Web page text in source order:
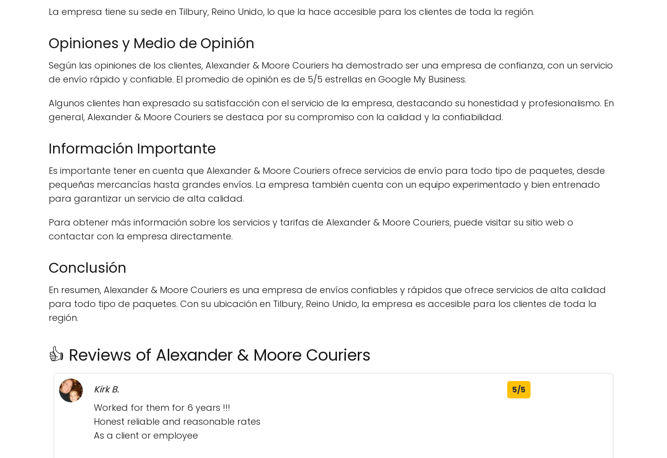
La empresa tiene su sede en Tilbury, Reino Unido, lo que la hace accesible para los clientes de toda la región.
Opiniones y Medio de Opinión
Según las opiniones de los clientes, Alexander & Moore Couriers ha demostrado ser una empresa de confianza, con un servicio
de envío rápido y confiable. El promedio de opinión es de 5/5 estrellas en Google My Business.
Algunos clientes han expresado su satisfacción con el servicio de la empresa, destacando su honestidad y profesionalismo. En
general, Alexander & Moore Couriers se destaca por su compromiso con la calidad y la confiabilidad.
Información Importante
Es importante tener en cuenta que Alexander & Moore Couriers ofrece servicios de envío para todo tipo de paquetes, desde
pequeñas mercancías hasta grandes envíos. La empresa también cuenta con un equipo experimentado y bien entrenado
para garantizar un servicio de alta calidad.
Para obtener más información sobre los servicios y tarifas de Alexander & Moore Couriers, puede visitar su sitio web o
contactar con la empresa directamente.
Conclusión
En resumen, Alexander & Moore Couriers es una empresa de envíos confiables y rápidos que ofrece servicios de alta calidad
para todo tipo de paquetes. Con su ubicación en Tilbury, Reino Unido, la empresa es accesible para los clientes de toda la
región.
👍 Reviews of Alexander & Moore Couriers
Kirk B. 5/5
Worked for them for 6 years !!!
Honest reliable and reasonable rates
As a client or employee